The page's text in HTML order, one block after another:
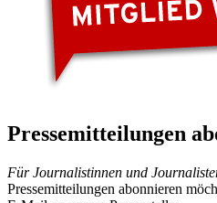
Pressemitteilungen
Für Journalistinnen und
Pressemitteilungen abonnieren